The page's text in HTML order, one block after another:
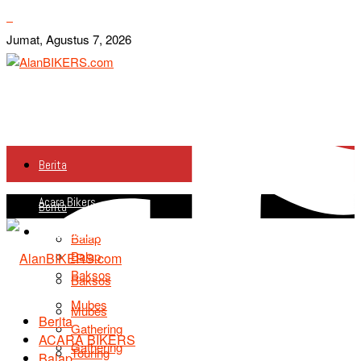
Jumat, Agustus 7, 2026
Berita
Acara Bikers
Balap
Baksos
Mubes
Gathering
Berita
Acara Bikers
Balap
Baksos
Mubes
Gathering
Touring
Berita
ACARA BIKERS